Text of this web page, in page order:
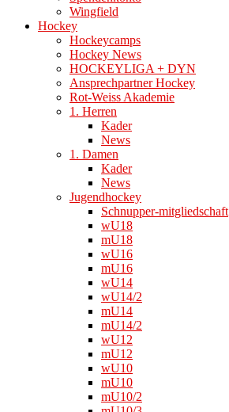
Wingfield
Hockey
Hockeycamps
Hockey News
HOCKEYLIGA + DYN
Ansprechpartner Hockey
Rot-Weiss Akademie
1. Herren
Kader
News
1. Damen
Kader
News
Jugendhockey
Schnupper-mitgliedschaft
wU18
mU18
wU16
mU16
wU14
wU14/2
mU14
mU14/2
wU12
mU12
wU10
mU10
mU10/2